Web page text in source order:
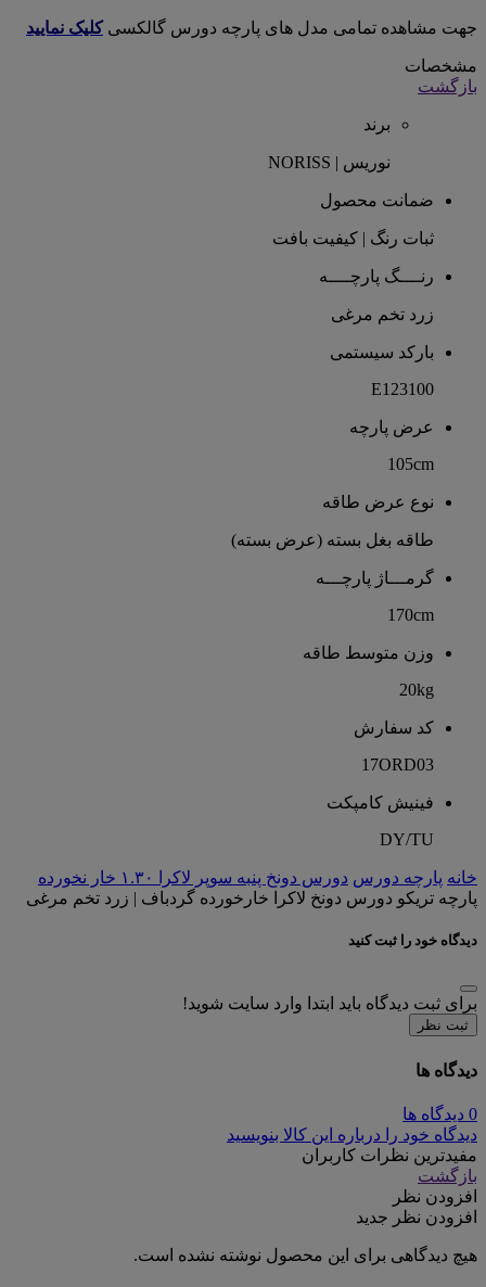
جهت مشاهده تمامی مدل های پارچه دورس گالکسیکلیک نمایید
مشخصات
بازگشت
برند
نوریس | NORISS
ضمانت محصول
ثبات رنگ | کیفیت بافت
رنــــگ پارچــــه
زرد تخم مرغی
بارکد سیستمی
E123100
عرض پارچه
105cm
نوع عرض طاقه
طاقه بغل بسته (عرض بسته)
گرمـــاژ پارچـــه
170cm
وزن متوسط طاقه
20kg
کد سفارش
17ORD03
فینیش کامپکت
DY/TU
خانه پارچه دورس دورس دونخ پنبه سوپر لاکرا ۱.۳۰ خار نخورده
پارچه تریکو دورس دونخ لاکرا خارخورده گردباف | زرد تخم مرغی
دیدگاه خود را ثبت کنید
برای ثبت دیدگاه باید ابتدا وارد سایت شوید!
ثبت نظر
دیدگاه ها
0 دیدگاه ها
دیدگاه خود را درباره این کالا بنویسید
مفیدترین نظرات کاربران
بازگشت
افزودن نظر
افزودن نظر جدید
هیچ دیدگاهی برای این محصول نوشته نشده است.